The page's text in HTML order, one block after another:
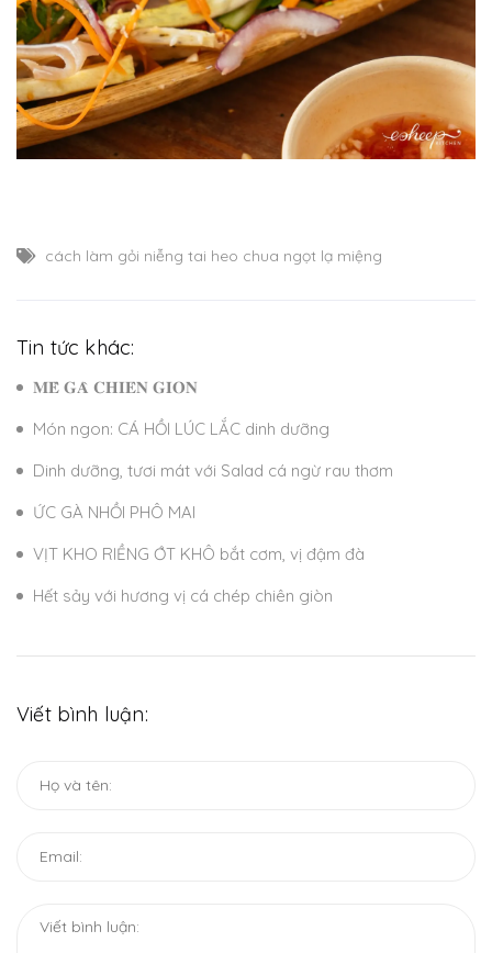
cách làm gỏi niễng tai heo chua ngọt lạ miệng
Tin tức khác:
𝐌𝐄̂̀ 𝐆𝐀̀ 𝐂𝐇𝐈𝐄̂𝐍 𝐆𝐈𝐎̀𝐍
Món ngon: CÁ HỒI LÚC LẮC dinh dưỡng
Dinh dưỡng, tươi mát với Salad cá ngừ rau thơm
ỨC GÀ NHỒI PHÔ MAI
VỊT KHO RIỀNG ỚT KHÔ bắt cơm, vị đậm đà
Hết sảy với hương vị cá chép chiên giòn
Viết bình luận: